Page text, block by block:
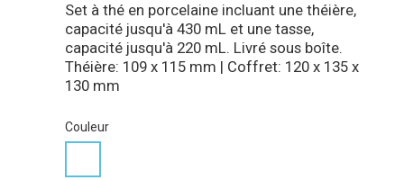
Set à thé en porcelaine incluant une théière,
capacité jusqu'à 430 mL et une tasse,
capacité jusqu'à 220 mL. Livré sous boîte.
Théière: 109 x 115 mm | Coffret: 120 x 135 x
130 mm
Couleur